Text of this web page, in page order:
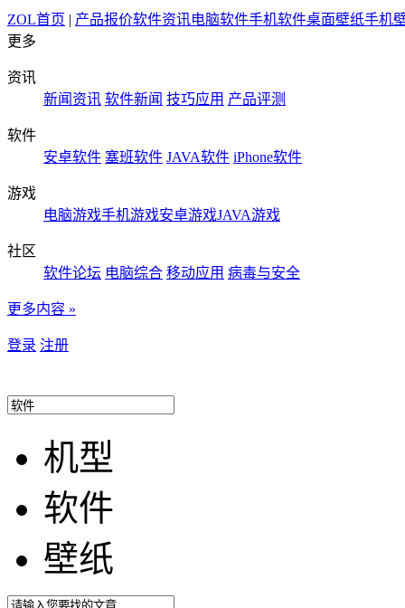
ZOL首页 | 产品报价软件资讯电脑软件手机软件桌面壁纸手机
更多
资讯
新闻资讯 软件新闻 技巧应用 产品评测
软件
安卓软件 塞班软件 JAVA软件 iPhone软件
游戏
电脑游戏手机游戏安卓游戏JAVA游戏
社区
软件论坛 电脑综合 移动应用 病毒与安全
更多内容 »
登录 注册
机型
软件
壁纸